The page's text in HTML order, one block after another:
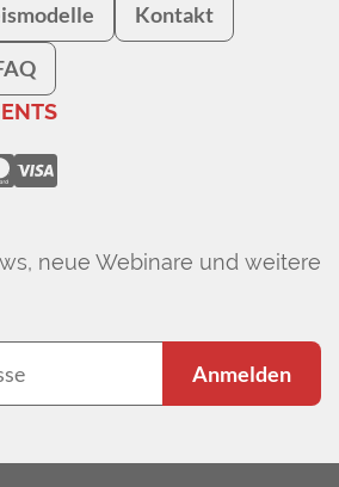
Kontakt
neue Webinare und weitere
Anmelden